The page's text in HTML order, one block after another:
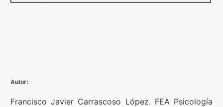
Autor:
Francisco Javier Carrascoso López. FEA Psicología